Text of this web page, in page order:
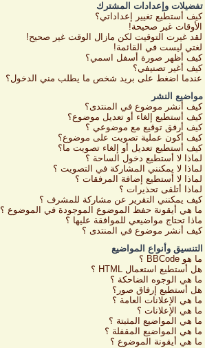
تفضيلات وإعدادات المشترك
كيف أستطيع تغيير إعداداتي؟
الأوقات غير صحيحة!
لقد غيرت التوقيت لكن مازال الوقت غير صحيح!
لغتي ليست في القائمة!
كيف أظهر صورة أسفل اسمي؟
كيف أغير تصنيفي؟
عندما اضغط على بريد شخص ما يطلب مني الدخول؟
مواضيع النشر
كيف أنشر موضوع في المنتدى؟
كيف أستطيع إلغاء أو تعديل موضوع؟
كيف أرفق توقيع مع موضوعي ؟
كيف أكون عملية تصويت على موضوع؟
كيف أستطيع تعديل أو إلغاء تصويت ما؟
لماذا لا أستطيع دخول الساحة ؟
لماذا لا يمكنني المشاركة في التصويت ؟
لماذا لا أستطيع إضافة المرفقات ؟
لماذا أتلقى تحذيرات ؟
كيف يمكنني التقرير عن مشاركة للمشرف ؟
ما هي أيقونة حفظ الموضوع الموجودة في الموضوع ؟
ماذا تحتاج مواضيعي للموافقة عليها ؟
كيف أنشر موضوع في المنتدى ؟
التنسيق وأنواع المواضيع
ما هو BBCode ؟
هل أستطيع استعمال HTML ؟
ما هي الوجوه الضاحكة ؟
هل أستطيع إرفاق صور؟
ما هي الإعلانات العامة ؟
ما هي الإعلانات ؟
ما هي المواضيع المثبتة ؟
ما هي المواضيع المقفلة ؟
ما هي أيقونة الموضوع ؟